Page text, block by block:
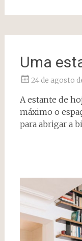
Uma
24 de agosto
A estante de
máximo o
para abrigar a